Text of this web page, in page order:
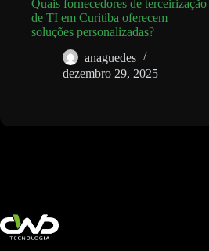
Quais fornecedores de terceirização
de TI em Curitiba oferecem
soluções personalizadas?
anaguedes
dezembro 29, 2025